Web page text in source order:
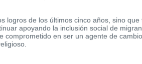
logros de los últimos cinco años, sino
apoyando la inclusión social de
comprometido en ser un agente de